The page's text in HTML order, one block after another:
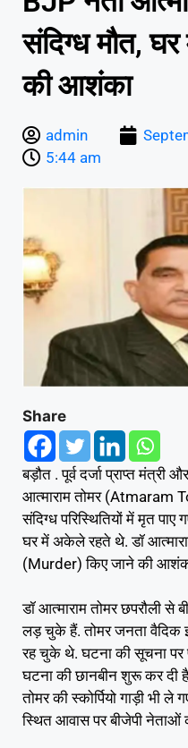
संदिग्‍ध मौत, घर
की आशंका
admin
5:44 am
Share
बड़ौत . पूर्व दर्जा प्राप्त
आत्माराम तोमर (Atmaram
संदिग्ध परिस्थितियों में मृत
घर में अकेले रहते थे. डॉ
(Murder) किए जाने की
डॉ आत्माराम तोमर छपरौली से
लड़ चुके हैं. तोमर जनता वैदिक
रह चुके थे. घटना की सूचना
घटना की छानबीन शुरू कर दी
तोमर की स्कोर्पियो गाड़ी भी ले
स्थित आवास पर बीजेपी नेताओं